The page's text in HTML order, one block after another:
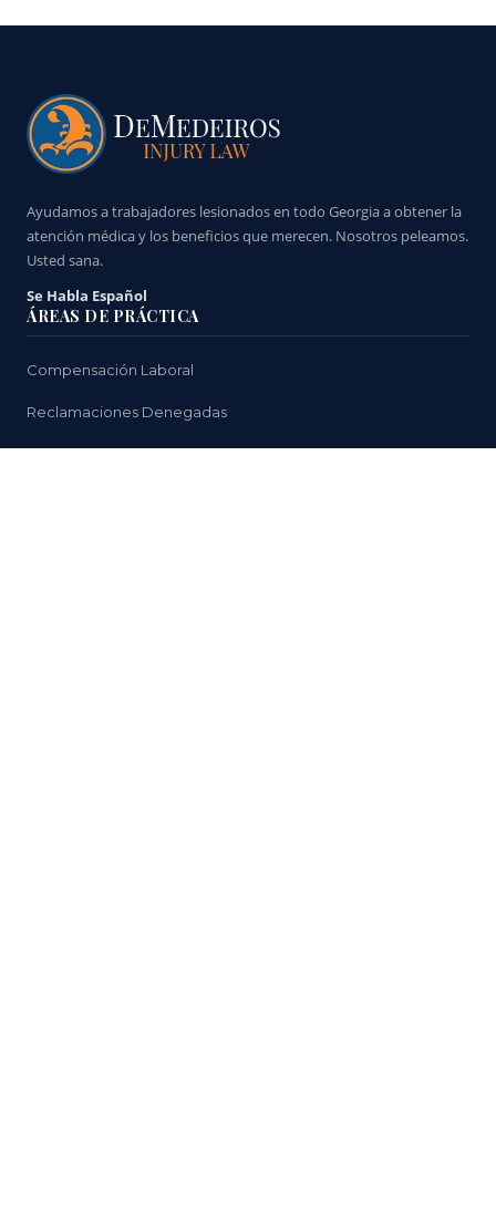
Ayudamos a trabajadores lesionados en todo Georgia a obtener la
atención médica y los beneficios que merecen. Nosotros peleamos.
Usted sana.
Se Habla Español
ÁREAS DE PRÁCTICA
Compensación Laboral
Reclamaciones Denegadas
Incapacidad Permanente